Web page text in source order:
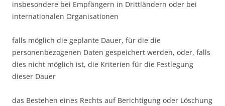
insbesondere bei Empfängern in Drittländern oder bei
internationalen Organisationen
falls möglich die geplante Dauer, für die die
personenbezogenen Daten gespeichert werden, oder, falls
dies nicht möglich ist, die Kriterien für die Festlegung
dieser Dauer
das Bestehen eines Rechts auf Berichtigung oder Löschung